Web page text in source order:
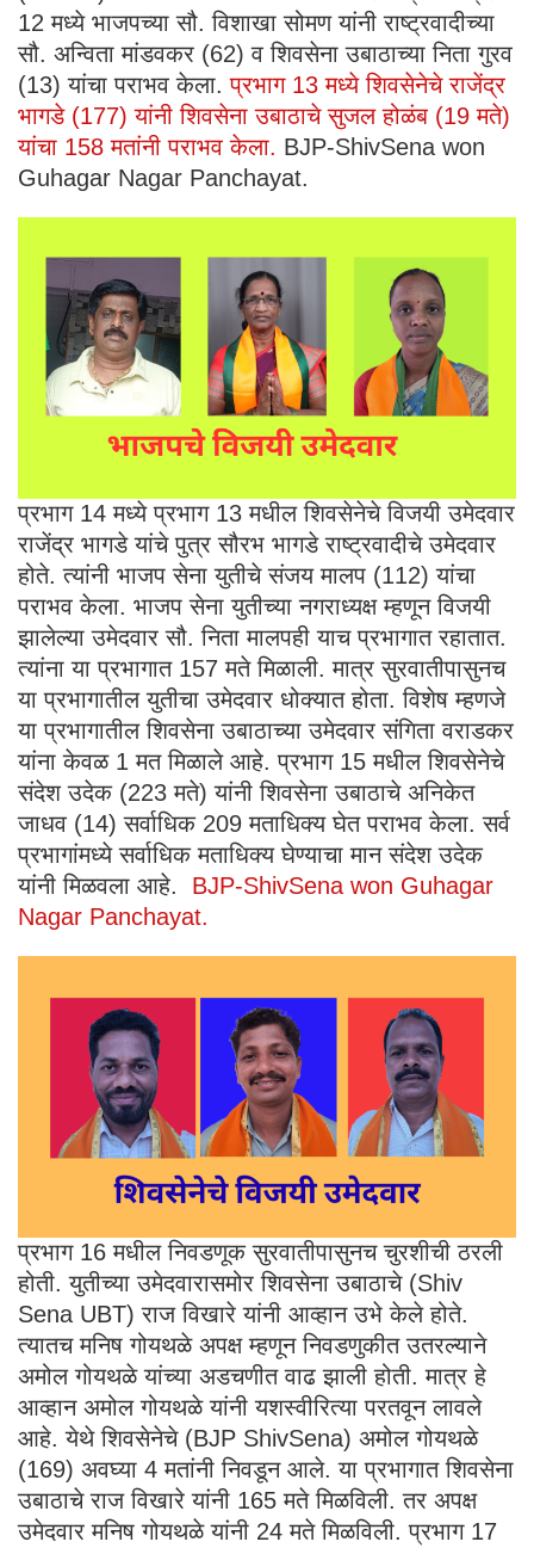
12 मध्ये भाजपच्या सौ. विशाखा सोमण यांनी राष्ट्रवादीच्या
सौ. अन्विता मांडवकर (62) व शिवसेना उबाठाच्या निता गुरव
(13) यांचा पराभव केला.प्रभाग 13 मध्ये शिवसेनेचे राजेंद्र
भागडे (177) यांनी शिवसेना उबाठाचे सुजल होळंब (19 मते)
यांचा 158 मतांनी पराभव केला. BJP-ShivSena won
Guhagar Nagar Panchayat.
प्रभाग 14 मध्ये प्रभाग 13 मधील शिवसेनेचे विजयी उमेदवार
राजेंद्र भागडे यांचे पुत्र सौरभ भागडे राष्ट्रवादीचे उमेदवार
होते. त्यांनी भाजप सेना युतीचे संजय मालप (112) यांचा
पराभव केला. भाजप सेना युतीच्या नगराध्यक्ष म्हणून विजयी
झालेल्या उमेदवार सौ. निता मालपही याच प्रभागात रहातात.
त्यांना या प्रभागात 157 मते मिळाली. मात्र सुरवातीपासुनच
या प्रभागातील युतीचा उमेदवार धोक्यात होता. विशेष म्हणजे
या प्रभागातील शिवसेना उबाठाच्या उमेदवार संगिता वराडकर
यांना केवळ 1 मत मिळाले आहे. प्रभाग 15 मधील शिवसेनेचे
संदेश उदेक (223 मते) यांनी शिवसेना उबाठाचे अनिकेत
जाधव (14) सर्वाधिक 209 मताधिक्य घेत पराभव केला. सर्व
प्रभागांमध्ये सर्वाधिक मताधिक्य घेण्याचा मान संदेश उदेक
यांनी मिळवला आहे. BJP-ShivSena won Guhagar
Nagar Panchayat.
प्रभाग 16 मधील निवडणूक सुरवातीपासुनच चुरशीची ठरली
होती. युतीच्या उमेदवारासमोर शिवसेना उबाठाचे (Shiv
Sena UBT) राज विखारे यांनी आव्हान उभे केले होते.
त्यातच मनिष गोयथळे अपक्ष म्हणून निवडणुकीत उतरल्याने
अमोल गोयथळे यांच्या अडचणीत वाढ झाली होती. मात्र हे
आव्हान अमोल गोयथळे यांनी यशस्वीरित्या परतवून लावले
आहे. येथे शिवसेनेचे (BJP ShivSena) अमोल गोयथळे
(169) अवघ्या 4 मतांनी निवडून आले. या प्रभागात शिवसेना
उबाठाचे राज विखारे यांनी 165 मते मिळविली. तर अपक्ष
उमेदवार मनिष गोयथळे यांनी 24 मते मिळविली. प्रभाग 17